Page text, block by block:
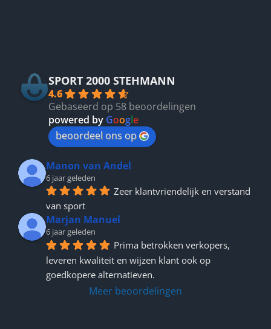
SPORT 2000 STEHMANN
4.6
Gebaseerd op 58 beoordelingen
powered by Google
beoordeel ons op
Manon van Andel
6 jaar geleden
Zeer klantvriendelijk en verstand
van sport
Marjan Manuel
6 jaar geleden
Prima betrokken verkopers,
leveren kwaliteit en wijzen klant ook op
goedkopere alternatieven.
Meer beoordelingen